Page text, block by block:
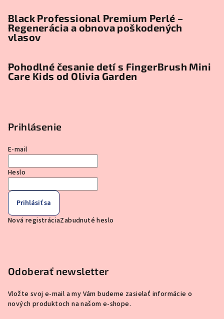
Black Professional Premium Perlé –
Regenerácia a obnova poškodených
vlasov
Pohodlné česanie detí s FingerBrush Mini
Care Kids od Olivia Garden
Prihlásenie
E-mail
Heslo
Prihlásiť sa
Nová registráciaZabudnuté heslo
Odoberať newsletter
Vložte svoj e-mail a my Vám budeme zasielať informácie o
nových produktoch na našom e-shope.